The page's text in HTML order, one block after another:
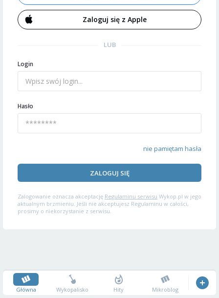
Zaloguj się z Apple
LUB
Login
Hasło
nie pamiętam hasła
ZALOGUJ SIĘ
Zalogowanie oznacza akceptację Regulaminu serwisu Wykop.pl w jego
aktualnym brzmieniu. Jeśli nie akceptujesz Regulaminu w całości,
prosimy o niekorzystanie z serwisu.
Główna Wykopalisko Hity Mikroblog